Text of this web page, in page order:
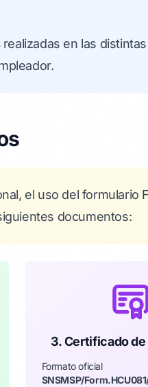
realizadas en las
el uso del formulario
documentos:
3. Certificado
Formato oficial
SNSMSP/